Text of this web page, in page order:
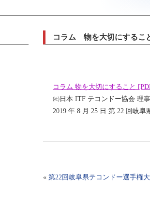
コラム 物を大切にするこ
コラム 物を大切にすること
㈳日本 ITF テコンドー協会 理
2019 年 8 月 25 日 第 22 回岐
« 第22回岐阜県テコンドー選手権